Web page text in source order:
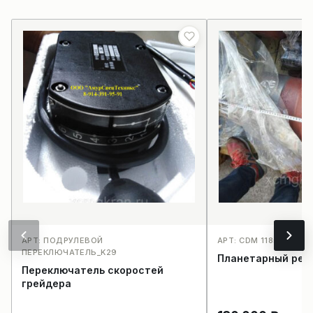
АРТ: ПОДРУЛЕВОЙ
ПЕРЕКЛЮЧАТЕЛЬ_K29
Переключатель скоростей
грейдера
АРТ: CDM 1185_K35
Планетарный